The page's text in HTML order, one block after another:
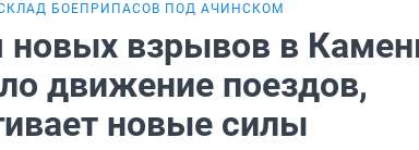
БОЕПРИПАСОВ ПОД АЧИНСКОМ
новых взрывов в
движение поездов,
новые силы